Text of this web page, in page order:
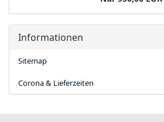
Informationen
Sitemap
Corona & Lieferzeiten